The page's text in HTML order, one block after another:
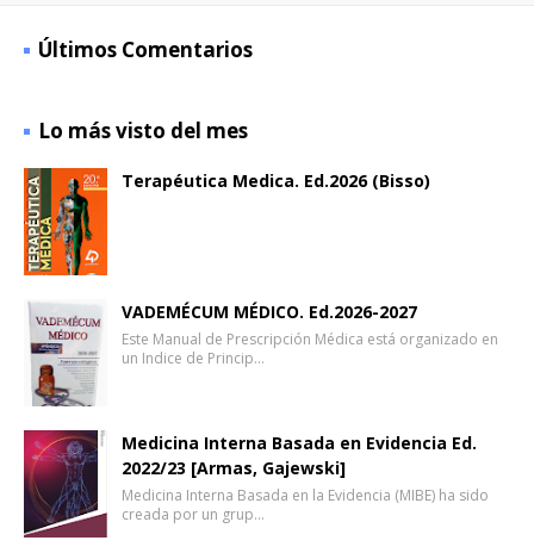
Últimos Comentarios
Lo más visto del mes
Terapéutica Medica. Ed.2026 (Bisso)
VADEMÉCUM MÉDICO. Ed.2026-2027
Este Manual de Prescripción Médica está organizado en
un Indice de Princip…
Medicina Interna Basada en Evidencia Ed.
2022/23 [Armas, Gajewski]
Medicina Interna Basada en la Evidencia (MIBE) ha sido
creada por un grup…